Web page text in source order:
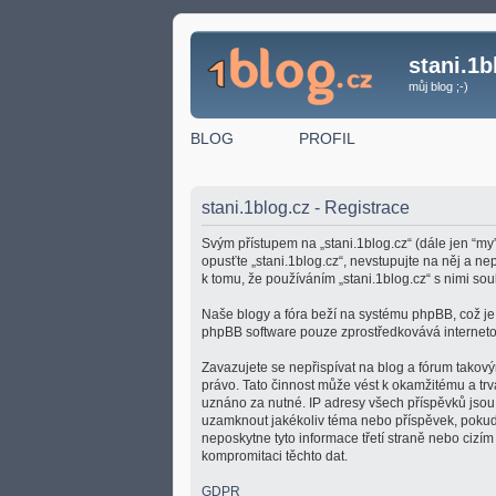
můj blog ;-)
BLOG PROFIL
stani.1blog.cz - Registrace
Svým přístupem na „stani.1blog.cz“ (dále jen
opusťte „stani.1blog.cz“, nevstupujte na něj a
k tomu, že používáním „stani.1blog.cz“ s nimi
Naše blogy a fóra beží na systému phpBB, což
phpBB software pouze zprostředkovává
Zavazujete se nepřispívat na blog a fórum
právo. Tato činnost může vést k okamžitému a
uznáno za nutné. IP adresy všech příspěvků
uzamknout jakékoliv téma nebo příspěvek,
neposkytne tyto informace třetí straně nebo
kompromitaci těchto dat.
GDPR